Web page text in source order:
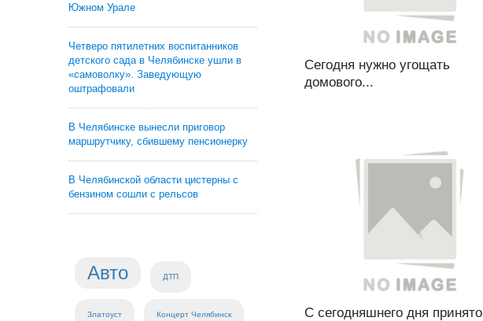
Южном Урале
Четверо пятилетних воспитанников
детского сада в Челябинске ушли в
«самоволку». Заведующую
оштрафовали
В Челябинске вынесли приговор
маршрутчику, сбившему пенсионерку
В Челябинской области цистерны с
бензином сошли с рельсов
Авто ДТП
Златоуст Концерт Челябинск
Сегодня нужно угощать
домового...
С сегодняшнего дня принято